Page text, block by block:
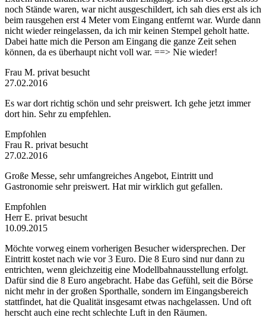
noch Stände waren, war nicht ausgeschildert, ich sah dies erst als ich
beim rausgehen erst 4 Meter vom Eingang entfernt war. Wurde dann
nicht wieder reingelassen, da ich mir keinen Stempel geholt hatte.
Dabei hatte mich die Person am Eingang die ganze Zeit sehen
können, da es überhaupt nicht voll war. ==> Nie wieder!
Frau M. privat besucht
27.02.2016
Es war dort richtig schön und sehr preiswert. Ich gehe jetzt immer
dort hin. Sehr zu empfehlen.
Empfohlen
Frau R. privat besucht
27.02.2016
Große Messe, sehr umfangreiches Angebot, Eintritt und
Gastronomie sehr preiswert. Hat mir wirklich gut gefallen.
Empfohlen
Herr E. privat besucht
10.09.2015
Möchte vorweg einem vorherigen Besucher widersprechen. Der
Eintritt kostet nach wie vor 3 Euro. Die 8 Euro sind nur dann zu
entrichten, wenn gleichzeitig eine Modellbahnausstellung erfolgt.
Dafür sind die 8 Euro angebracht. Habe das Gefühl, seit die Börse
nicht mehr in der großen Sporthalle, sondern im Eingangsbereich
stattfindet, hat die Qualität insgesamt etwas nachgelassen. Und oft
herscht auch eine recht schlechte Luft in den Räumen.